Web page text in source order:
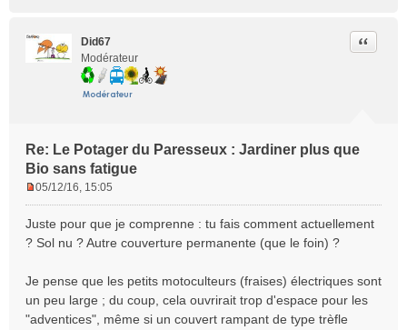
Did67
Modérateur
Re: Le Potager du Paresseux : Jardiner plus que
Bio sans fatigue
Citer
s
s
g
e
05/12/16, 15:05
Juste pour que je comprenne : tu fais comment actuellement
? Sol nu ? Autre couverture permanente (que le foin) ?
Je pense que les petits motoculteurs (fraises) électriques sont
un peu large ; du coup, cela ouvrirait trop d'espace pour les
"adventices", même si un couvert rampant de type trèfle